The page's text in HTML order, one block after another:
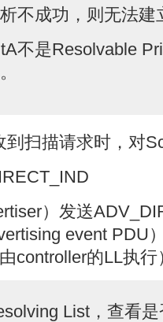
不成功，则无法建
不是Resolvable
到扫描请求时，对
）发送
event PDU
controller的LL执行
List，查看